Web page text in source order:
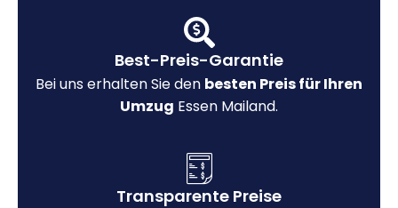
Best-Preis-Garantie
Bei uns erhalten Sie den besten Preis für Ihren
Umzug Essen Mailand.
Transparente Preise